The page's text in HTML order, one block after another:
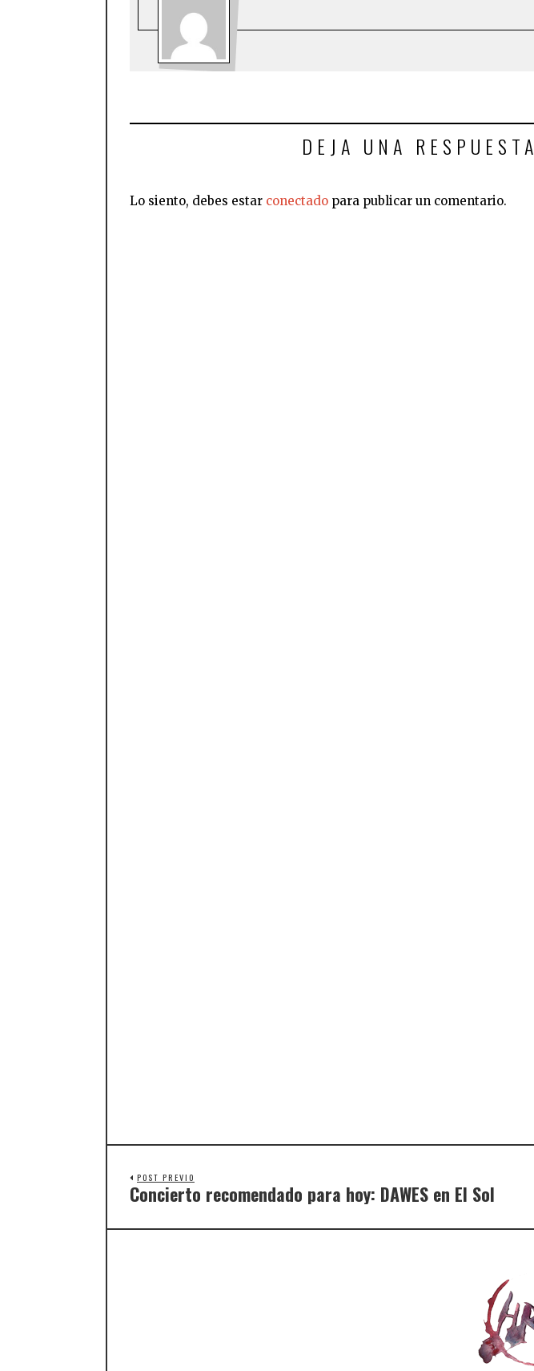
DEJA UNA RESPUESTA
Lo siento, debes estar conectado para publicar un comentario.
POST PREVIO
Concierto recomendado para hoy: DAWES en El Sol